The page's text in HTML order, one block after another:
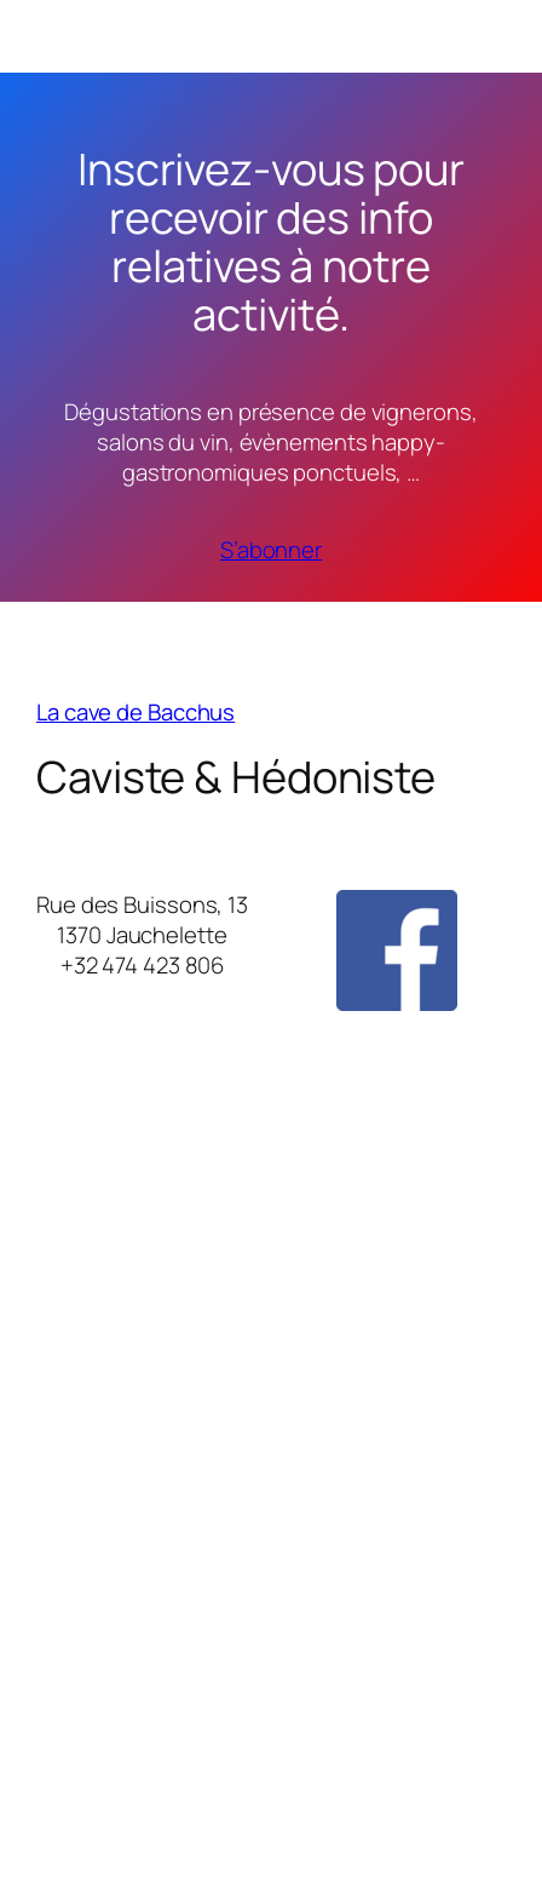
Inscrivez-vous pour
recevoir des info
relatives à notre
activité.
Dégustations en présence de vignerons,
salons du vin, évènements happy-
gastronomiques ponctuels, …
S’abonner
La cave de Bacchus
Caviste & Hédoniste
Rue des Buissons, 13
1370 Jauchelette
+32 474 423 806